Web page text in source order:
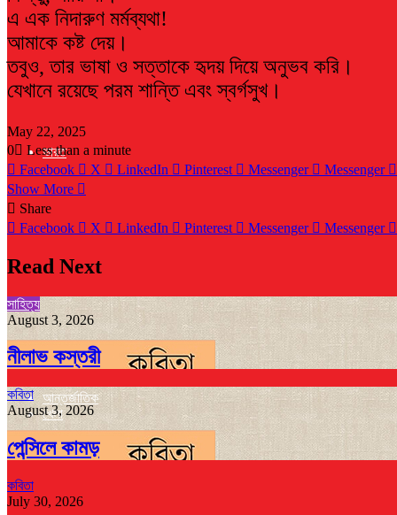
ভারত
আন্তর্জাতিক
খেলা
এ এক নিদারুণ মর্মব্যথা!
আমাকে কষ্ট দেয়।
তবুও, তার ভাষা ও সত্তাকে হৃদয় দিয়ে অনুভব করি।
যেখানে রয়েছে পরম শান্তি এবং স্বর্গসুখ।
May 22, 2025
0
Less than a minute
Facebook
X LinkedIn Pinterest Messenger Messenger
Show More
Share
Facebook
X LinkedIn Pinterest Messenger Messenger
Read Next
সাহিত্য
August 3, 2026
নীলাভ কস্তরী
কবিতা
August 3, 2026
পেন্সিলে কামড়
কবিতা
July 30, 2026